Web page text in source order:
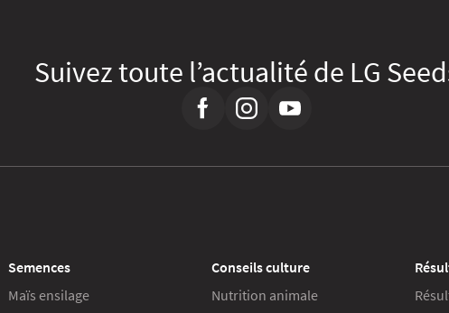
Suivez toute l’actualité de LG
Semences
Maïs ensilage
Conseils culture
Nutrition animale